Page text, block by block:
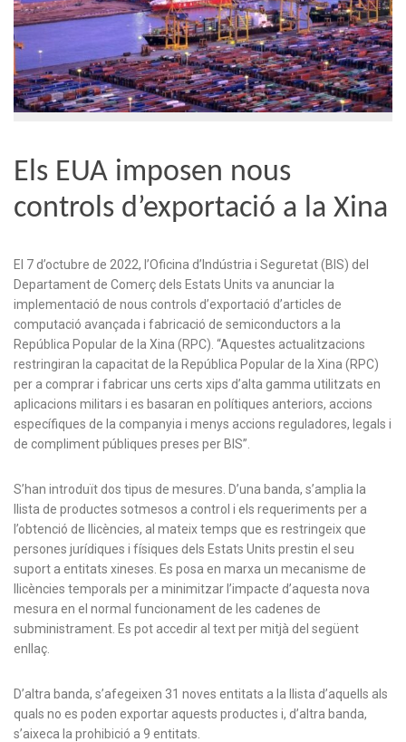
Els EUA imposen nous
controls d’exportació a la Xina
El 7 d’octubre de 2022, l’Oficina d’Indústria i Seguretat (BIS) del
Departament de Comerç dels Estats Units va anunciar la
implementació de nous controls d’exportació d’articles de
computació avançada i fabricació de semiconductors a la
República Popular de la Xina (RPC). “Aquestes actualitzacions
restringiran la capacitat de la República Popular de la Xina (RPC)
per a comprar i fabricar uns certs xips d’alta gamma utilitzats en
aplicacions militars i es basaran en polítiques anteriors, accions
específiques de la companyia i menys accions reguladores, legals i
de compliment públiques preses per BIS”.
S’han introduït dos tipus de mesures. D’una banda, s’amplia la
llista de productes sotmesos a control i els requeriments per a
l’obtenció de llicències, al mateix temps que es restringeix que
persones jurídiques i físiques dels Estats Units prestin el seu
suport a entitats xineses. Es posa en marxa un mecanisme de
llicències temporals per a minimitzar l’impacte d’aquesta nova
mesura en el normal funcionament de les cadenes de
subministrament. Es pot accedir al text per mitjà del següent
enllaç.
D’altra banda, s’afegeixen 31 noves entitats a la llista d’aquells als
quals no es poden exportar aquests productes i, d’altra banda,
s’aixeca la prohibició a 9 entitats.